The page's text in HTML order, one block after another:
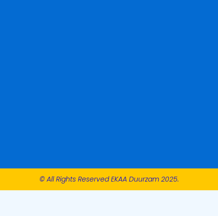
© All Rights Reserved EKAA Duurzam 2025.